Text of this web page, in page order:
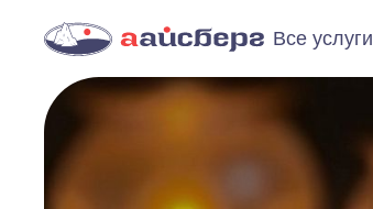
Все услуги